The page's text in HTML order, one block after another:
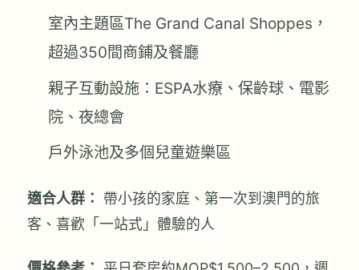
室內主題區The Grand Canal Shoppes，
超過350間商鋪及餐廳
親子互動設施：ESPA水療、保齡球、電影
院、夜總會
戶外泳池及多個兒童遊樂區
適合人群：
帶小孩的家庭、第一次到澳門的旅
客、喜歡「一站式」體驗的人